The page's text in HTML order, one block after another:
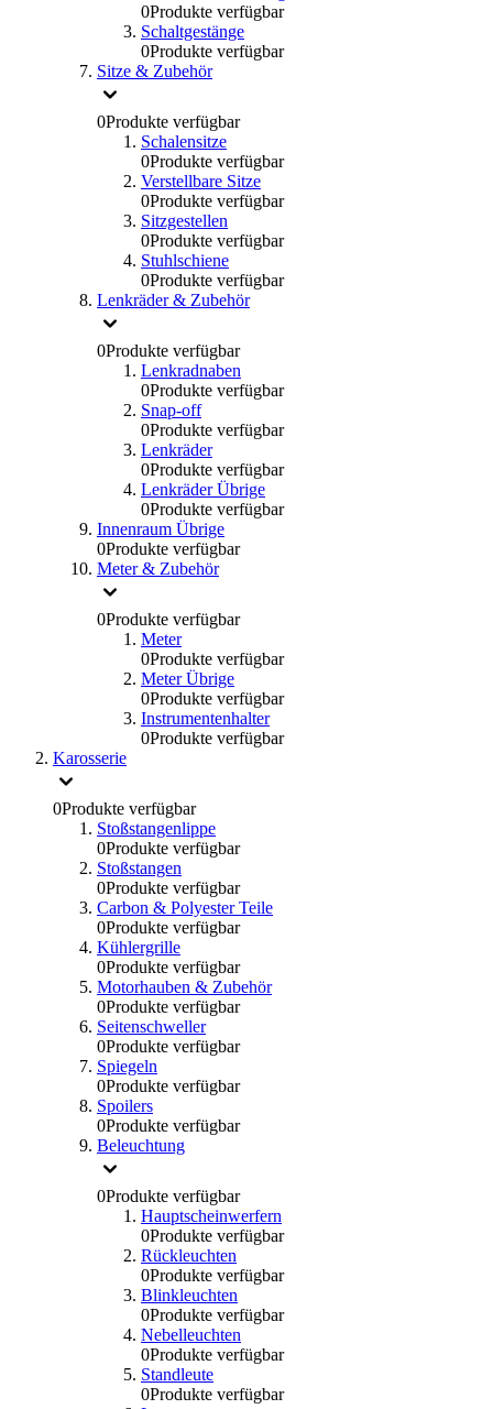
0Produkte verfügbar
Schaltgestänge
0Produkte verfügbar
Sitze & Zubehör
0Produkte verfügbar
Schalensitze
0Produkte verfügbar
Verstellbare Sitze
0Produkte verfügbar
Sitzgestellen
0Produkte verfügbar
Stuhlschiene
0Produkte verfügbar
Lenkräder & Zubehör
0Produkte verfügbar
Lenkradnaben
0Produkte verfügbar
Snap-off
0Produkte verfügbar
Lenkräder
0Produkte verfügbar
Lenkräder Übrige
0Produkte verfügbar
Innenraum Übrige
0Produkte verfügbar
Meter & Zubehör
0Produkte verfügbar
Meter
0Produkte verfügbar
Meter Übrige
0Produkte verfügbar
Instrumentenhalter
0Produkte verfügbar
Karosserie
0Produkte verfügbar
Stoßstangenlippe
0Produkte verfügbar
Stoßstangen
0Produkte verfügbar
Carbon & Polyester Teile
0Produkte verfügbar
Kühlergrille
0Produkte verfügbar
Motorhauben & Zubehör
0Produkte verfügbar
Seitenschweller
0Produkte verfügbar
Spiegeln
0Produkte verfügbar
Spoilers
0Produkte verfügbar
Beleuchtung
0Produkte verfügbar
Hauptscheinwerfern
0Produkte verfügbar
Rückleuchten
0Produkte verfügbar
Blinkleuchten
0Produkte verfügbar
Nebelleuchten
0Produkte verfügbar
Standleute
0Produkte verfügbar